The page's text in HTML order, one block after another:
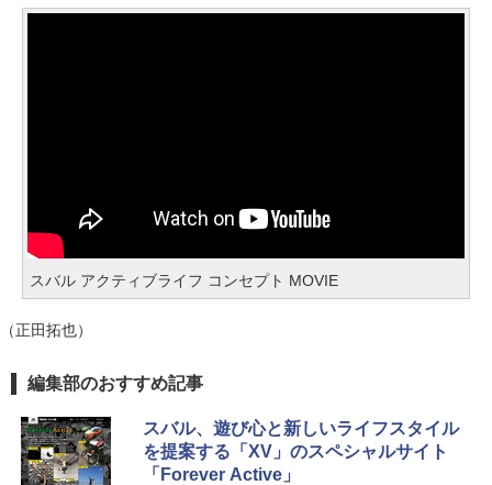
スバル アクティブライフ コンセプト MOVIE
（正田拓也）
編集部のおすすめ記事
スバル、遊び心と新しいライフスタイル
を提案する「XV」のスペシャルサイト
「Forever Active」